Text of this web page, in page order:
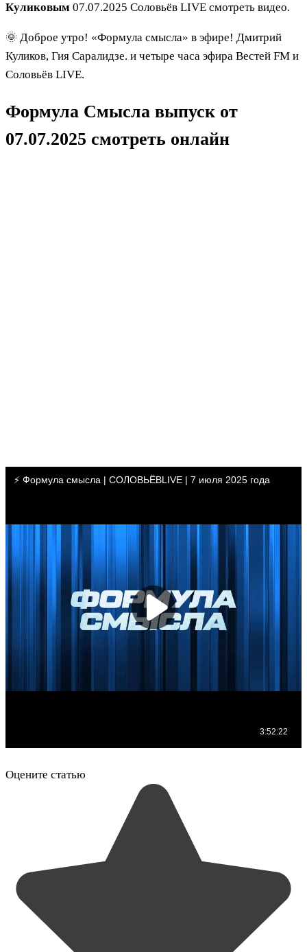
Куликовым 07.07.2025 Соловьёв LIVE смотреть видео.
🌞 Доброе утро! «Формула смысла» в эфире! Дмитрий
Куликов, Гия Саралидзе. и четыре часа эфира Вестей FM и
Соловьёв LIVE.
Формула Смысла выпуск от
07.07.2025 смотреть онлайн
Оцените статью